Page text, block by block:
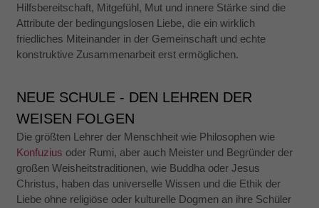
Hilfsbereitschaft, Mitgefühl, Mut und innere Stärke sind die
Attribute der bedingungslosen Liebe, die ein wirklich
friedliches Miteinander in der Gemeinschaft und echte
konstruktive Zusammenarbeit erst ermöglichen.
NEUE SCHULE - DEN LEHREN DER
WEISEN FOLGEN
Die größten Lehrer der Menschheit wie Philosophen wie
Konfuzius oder Rumi, aber auch Meister und Begründer der
großen Weisheitstraditionen, wie Buddha oder Jesus
Christus, haben das universelle Wissen und die Ethik der
Liebe ohne religiöse oder kulturelle Dogmen an ihre Schüler